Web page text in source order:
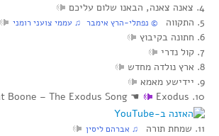
4. צאנה צאנה, הבאנו שלום עליכם
5. התקווה
‏ © נפתלי-הרץ אימבר‏ ♫ עממי צועני רומני
6. חתונה בקיבוץ
7. קול נדרי
8. ארץ נולדה מחדש
9. יידישע מאמא
10. Exodus
☚
11. שמחת תורה ‏ ♫ אברהם ליסין